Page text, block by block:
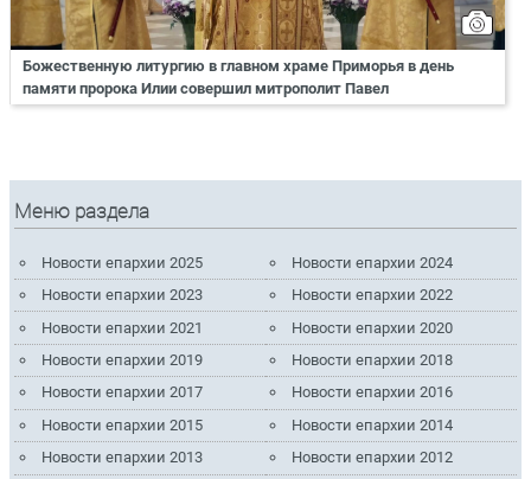
Божественную литургию в главном храме Приморья в день
памяти пророка Илии совершил митрополит Павел
Меню раздела
Новости епархии 2025
Новости епархии 2024
Новости епархии 2023
Новости епархии 2022
Новости епархии 2021
Новости епархии 2020
Новости епархии 2019
Новости епархии 2018
Новости епархии 2017
Новости епархии 2016
Новости епархии 2015
Новости епархии 2014
Новости епархии 2013
Новости епархии 2012